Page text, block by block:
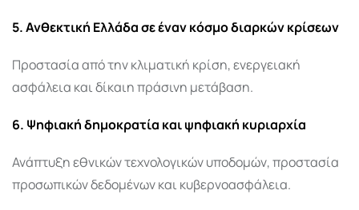
5. Ανθεκτική Ελλάδα σε έναν κόσμο διαρκών κρίσεων
Προστασία από την κλιματική κρίση, ενεργειακή
ασφάλεια και δίκαιη πράσινη μετάβαση.
6. Ψηφιακή δημοκρατία και ψηφιακή κυριαρχία
Ανάπτυξη εθνικών τεχνολογικών υποδομών, προστασία
προσωπικών δεδομένων και κυβερνοασφάλεια.